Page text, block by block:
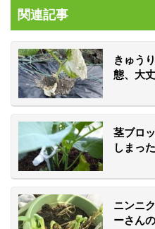
関連記事
きゅう
態、大
茎ブロ
しまっ
ニンニ
ーさん